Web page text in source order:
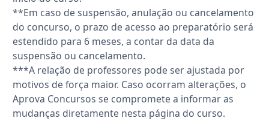
**Em caso de suspensão, anulação ou cancelamento
do concurso, o prazo de acesso ao preparatório será
estendido para 6 meses, a contar da data da
suspensão ou cancelamento.
***A relação de professores pode ser ajustada por
motivos de força maior. Caso ocorram alterações, o
Aprova Concursos se compromete a informar as
mudanças diretamente nesta página do curso.